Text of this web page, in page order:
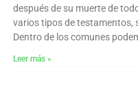
después de su muerte de
varios tipos de testamentos,
Dentro de los comunes
Leer más »